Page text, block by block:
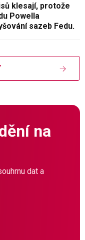
klesají, protože
Powella
sazeb Fedu.
na
dat a